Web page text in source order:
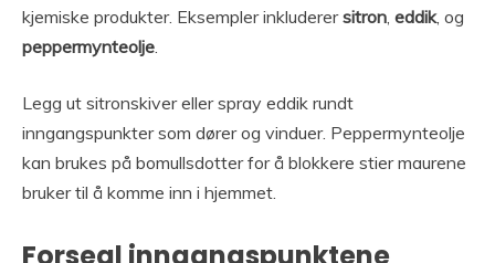
kjemiske produkter. Eksempler inkluderersitron, eddik, og
peppermynteolje.
Legg ut sitronskiver eller spray eddik rundt
inngangspunkter som dører og vinduer. Peppermynteolje
kan brukes på bomullsdotter for å blokkere stier maurene
bruker til å komme inn i hjemmet.